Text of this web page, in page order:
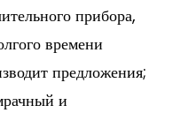
прибора,
времени
предложения;
и